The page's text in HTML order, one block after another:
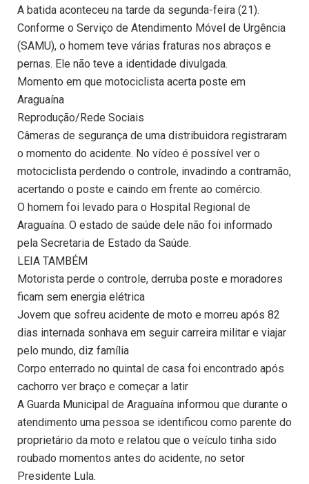
A batida aconteceu na tarde da segunda-feira (21).
Conforme o Serviço de Atendimento Móvel de Urgência
(SAMU), o homem teve várias fraturas nos abraços e
pernas. Ele não teve a identidade divulgada.
Momento em que motociclista acerta poste em
Araguaína
Reprodução/Rede Sociais
Câmeras de segurança de uma distribuidora registraram
o momento do acidente. No vídeo é possível ver o
motociclista perdendo o controle, invadindo a contramão,
acertando o poste e caindo em frente ao comércio.
O homem foi levado para o Hospital Regional de
Araguaína. O estado de saúde dele não foi informado
pela Secretaria de Estado da Saúde.
LEIA TAMBÉM
Motorista perde o controle, derruba poste e moradores
ficam sem energia elétrica
Jovem que sofreu acidente de moto e morreu após 82
dias internada sonhava em seguir carreira militar e viajar
pelo mundo, diz família
Corpo enterrado no quintal de casa foi encontrado após
cachorro ver braço e começar a latir
A Guarda Municipal de Araguaína informou que durante o
atendimento uma pessoa se identificou como parente do
proprietário da moto e relatou que o veículo tinha sido
roubado momentos antes do acidente, no setor
Presidente Lula.